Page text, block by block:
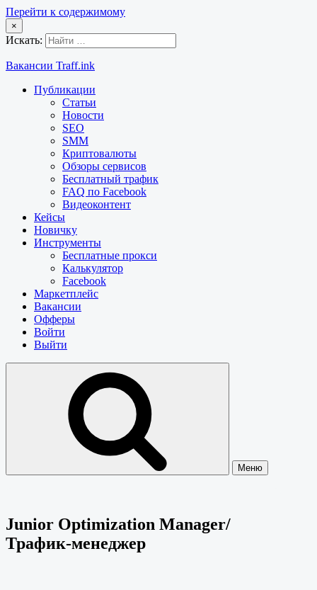
Перейти к содержимому
×
Искать:
Вакансии Traff.ink
Публикации
Статьи
Новости
SEO
SMM
Криптовалюты
Обзоры сервисов
Бесплатный трафик
FAQ по Facebook
Видеоконтент
Кейсы
Новичку
Инструменты
Бесплатные прокси
Калькулятор
Facebook
Маркетплейс
Вакансии
Офферы
Войти
Выйти
Меню
Junior Optimization Manager/
Трафик-менеджер